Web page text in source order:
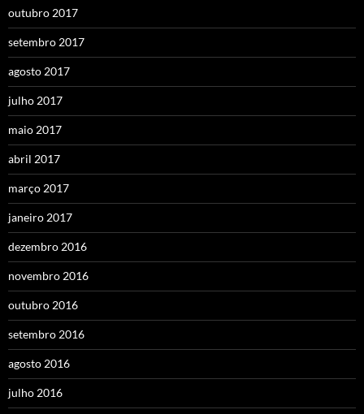
outubro 2017
setembro 2017
agosto 2017
julho 2017
maio 2017
abril 2017
março 2017
janeiro 2017
dezembro 2016
novembro 2016
outubro 2016
setembro 2016
agosto 2016
julho 2016